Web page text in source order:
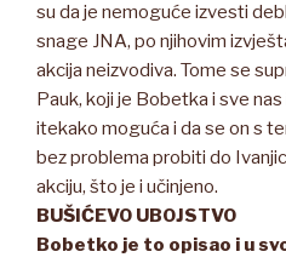
su da je nemoguće izvesti
snage JNA, po njihovim
akcija neizvodiva. Tome se
Pauk, koji je Bobetka i sve
itekako moguća i da se on s
bez problema probiti do
akciju, što je i učinjeno.
BUŠIĆEVO UBOJSTVO
Bobetko je to opisao i u